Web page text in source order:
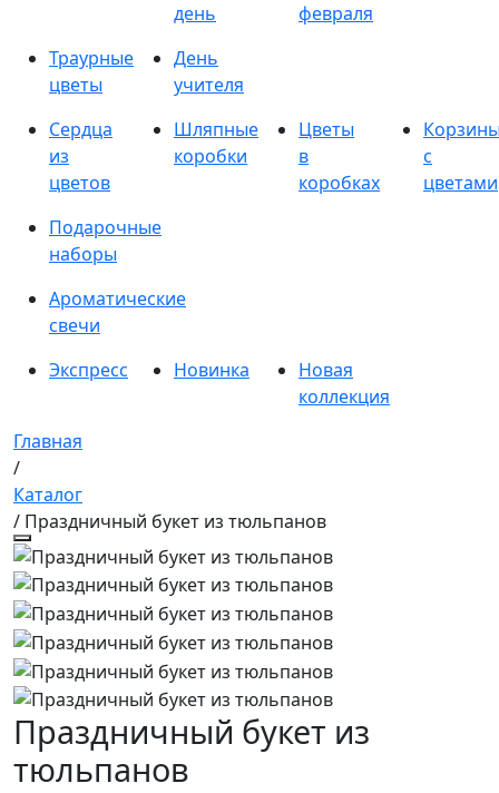
день
февраля
Траурные
цветы
День
учителя
Сердца
из
цветов
Шляпные
коробки
Цветы
в
коробках
с
цветами
Подарочные
наборы
Ароматические
свечи
Экспресс
Новинка
Новая
коллекция
Главная
/
Каталог
/ Праздничный букет из тюльпанов
Праздничный букет из
тюльпанов